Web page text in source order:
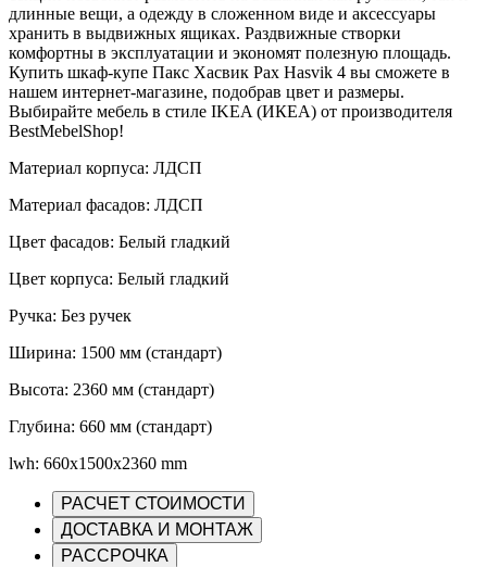
длинные вещи, а одежду в сложенном виде и аксессуары
хранить в выдвижных ящиках. Раздвижные створки
комфортны в эксплуатации и экономят полезную площадь.
Купить шкаф-купе Пакс Хасвик Pax Hasvik 4 вы сможете в
нашем интернет-магазине, подобрав цвет и размеры.
Выбирайте мебель в стиле IKEA (ИКЕА) от производителя
BestMebelShop!
Материал корпуса: ЛДСП
Материал фасадов: ЛДСП
Цвет фасадов: Белый гладкий
Цвет корпуса: Белый гладкий
Ручка: Без ручек
Ширина: 1500 мм (стандарт)
Высота: 2360 мм (стандарт)
Глубина: 660 мм (стандарт)
lwh: 660x1500x2360 mm
РАСЧЕТ СТОИМОСТИ
ДОСТАВКА И МОНТАЖ
РАССРОЧКА